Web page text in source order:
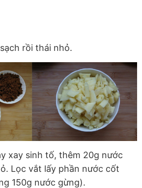
rồi thái nhỏ.
xay sinh tố, thêm 20g nước
Lọc vắt lấy phần nước cốt
150g nước gừng).